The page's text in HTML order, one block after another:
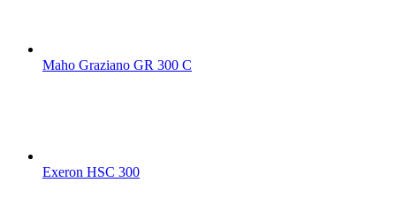
Maho Graziano GR 300 C
Exeron HSC 300